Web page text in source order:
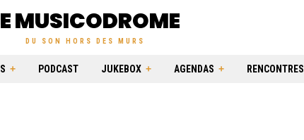
MUSICODROME
DU SON HORS DES MURS
PODCAST JUKEBOX AGENDAS RENCONTRES